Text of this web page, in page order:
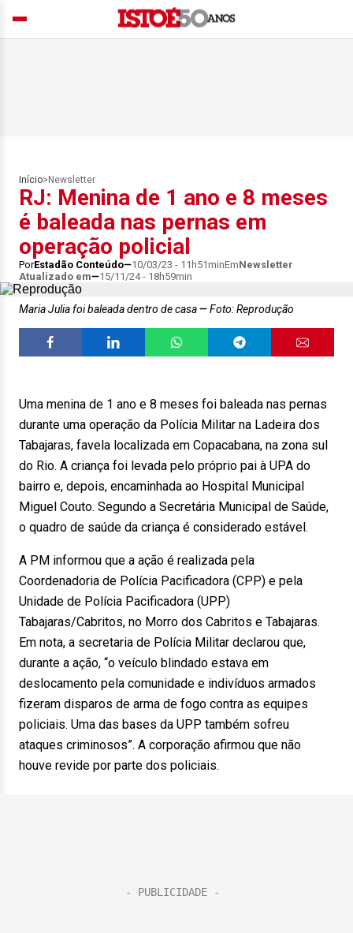
Início> Newsletter
RJ: Menina de 1 ano e 8 meses
é baleada nas pernas em
operação policial
PorEstadão Conteúdo 10/03/23 - 11h51minEmNewsletter
Atualizado em
15/11/24 - 18h59min
Maria Julia foi baleada dentro de casa Foto: Reprodução
Uma menina de 1 ano e 8 meses foi baleada nas pernas
durante uma operação da Polícia Militar na Ladeira dos
Tabajaras, favela localizada em Copacabana, na zona sul
do Rio. A criança foi levada pelo próprio pai à UPA do
bairro e, depois, encaminhada ao Hospital Municipal
Miguel Couto. Segundo a Secretária Municipal de Saúde,
o quadro de saúde da criança é considerado estável.
A PM informou que a ação é realizada pela
Coordenadoria de Polícia Pacificadora (CPP) e pela
Unidade de Polícia Pacificadora (UPP)
Tabajaras/Cabritos, no Morro dos Cabritos e Tabajaras.
Em nota, a secretaria de Polícia Militar declarou que,
durante a ação, “o veículo blindado estava em
deslocamento pela comunidade e indivíduos armados
fizeram disparos de arma de fogo contra as equipes
policiais. Uma das bases da UPP também sofreu
ataques criminosos”. A corporação afirmou que não
houve revide por parte dos policiais.